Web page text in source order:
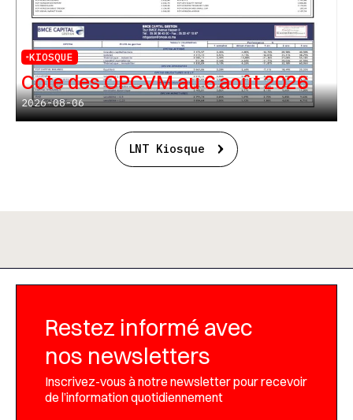
KIOSQUE
Cote des OPCVM au 6 août 2026
2026-08-06
LNT Kiosque
Restez informé avec
nos newsletters
Inscrivez-vous à notre newsletter pour recevoir
de l’information quotidiennement